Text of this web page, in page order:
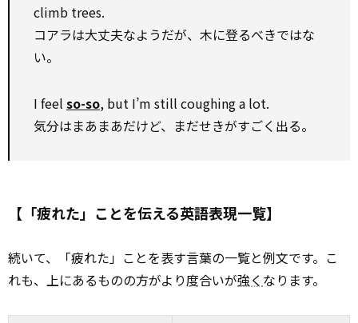
climb trees.
コアラは大丈夫なようだが、木に登るべきではな
い。
I feel so-so, but I’m still coughing a lot.
気分はまあまあだけど、まだせきがすごく出る。
【「疲れた」ことを伝える英語表現一覧】
続いて、「疲れた」ことを表す言葉の一覧と例文です。こ
れも、上にあるものの方がより度合いが強く なります。